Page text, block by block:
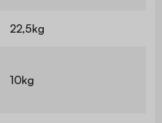
22,5kg
10kg